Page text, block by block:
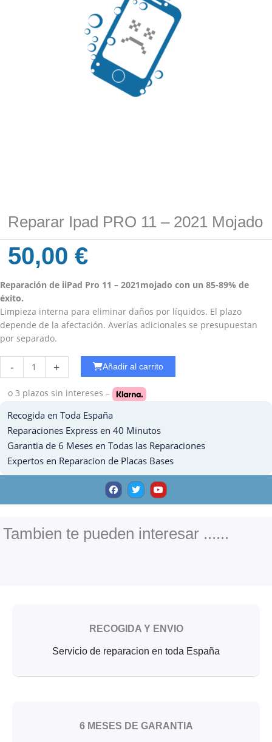
Reparar Ipad PRO 11 – 2021 Mojado
50,00€
Reparación de iiPad Pro 11 – 2021mojado con un 85-89% de
éxito.
Limpieza interna para eliminar daños por líquidos. El plazo
depende de la afectación. Averías adicionales se presupuestan
por separado.
-
WiFi
Ipad
10.5
cantidad
+ Añadir al carrito
o 3 plazos sin intereses –
Recogida en Toda España
Reparaciones Express en 40 Minutos
Garantia de 6 Meses en Todas las Reparaciones
Expertos en Reparacion de Placas Bases
F
a
c
e
o
k
T
w
i
t
Y
o
u
t
e
Tambien te pueden interesar ......
RECOGIDA Y ENVIO
Servicio de reparacion en toda España
6 MESES DE GARANTIA